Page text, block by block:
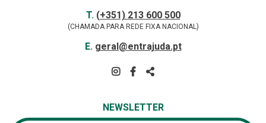
T. (+351) 213 600 500
(CHAMADA PARA REDE FIXA NACIONAL)
E. geral@entrajuda.pt
REDE
NEWSLETTER